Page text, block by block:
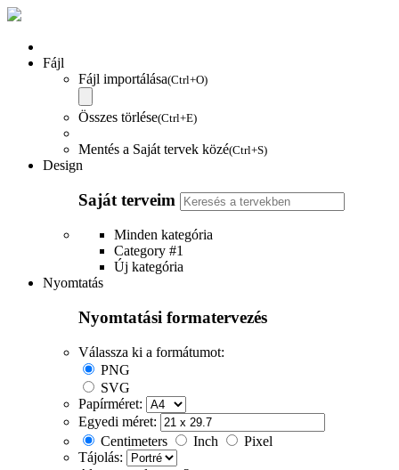
Fájl
Fájl importálása(Ctrl+O)
Összes törlése(Ctrl+E)
Mentés a Saját tervek közé(Ctrl+S)
Design
Saját terveim
Minden kategória
Category #1
Új kategória
Nyomtatás
Nyomtatási formatervezés
Válassza ki a formátumot:
PNG
SVG
Papírméret:
Egyedi méret:
Centimeters
Inch
Pixel
Tájolás: